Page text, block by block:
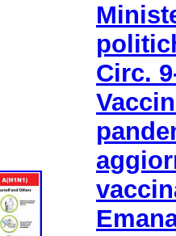
Circ.